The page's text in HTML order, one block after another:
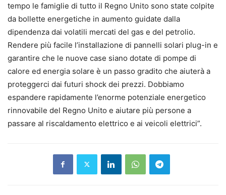
tempo le famiglie di tutto il Regno Unito sono state colpite
da bollette energetiche in aumento guidate dalla
dipendenza dai volatili mercati del gas e del petrolio.
Rendere più facile l’installazione di pannelli solari plug-in e
garantire che le nuove case siano dotate di pompe di
calore ed energia solare è un passo gradito che aiuterà a
proteggerci dai futuri shock dei prezzi. Dobbiamo
espandere rapidamente l’enorme potenziale energetico
rinnovabile del Regno Unito e aiutare più persone a
passare al riscaldamento elettrico e ai veicoli elettrici”.